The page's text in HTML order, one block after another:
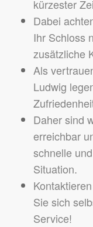
kürzester
Dabei
Ihr Schloss
zusätzliche
Als
Ludwig
Daher sind
erreichbar
schnelle
Situation.
Sie sich
Service!